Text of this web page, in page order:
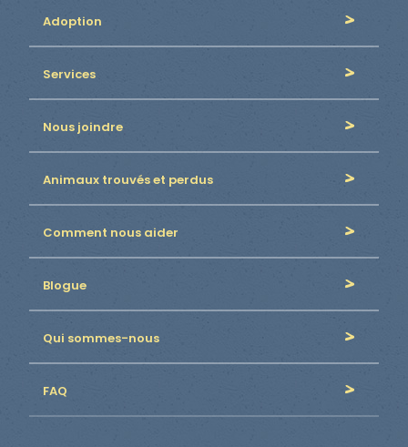
Adoption
Services
Nous joindre
Animaux trouvés et perdus
Comment nous aider
Blogue
Qui sommes-nous
FAQ